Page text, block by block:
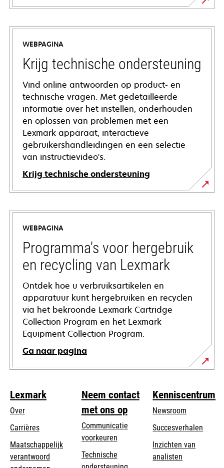
WEBPAGINA
Krijg technische ondersteuning
Vind online antwoorden op product- en
technische vragen. Met gedetailleerde
informatie over het instellen, onderhouden
en oplossen van problemen met een
Lexmark apparaat, interactieve
gebruikershandleidingen en een selectie
van instructievideo's.
Krijg technische ondersteuning
opens
in
new
tab
WEBPAGINA
Programma's voor hergebruik
en recycling van Lexmark
Ontdek hoe u verbruiksartikelen en
apparatuur kunt hergebruiken en recyclen
via het bekroonde Lexmark Cartridge
Collection Program en het Lexmark
Equipment Collection Program.
Ga naar pagina
Lexmark
Over
Carrières
Maatschappelijk
verantwoord
Neem contact
met ons op
Communicatie
voorkeuren
Technische
Kenniscentrum
Newsroom
Succesverhalen
Inzichten van
analisten